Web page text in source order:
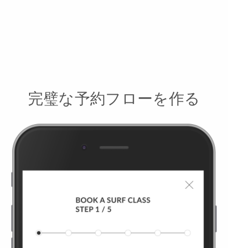
完璧な予約フローを作る